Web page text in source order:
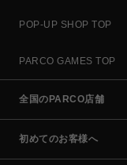
POP-UP SHOP TOP
PARCO GAMES TOP
全国のPARCO店舗
初めてのお客様へ